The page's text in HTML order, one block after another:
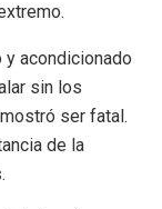
acondicionado
sin los
ser fatal.
de la